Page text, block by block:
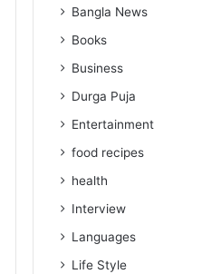
Bangla News
Books
Business
Durga Puja
Entertainment
food recipes
health
Interview
Languages
Life Style